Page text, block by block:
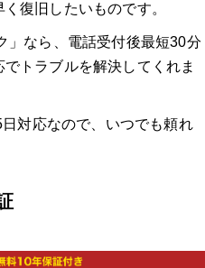
復旧したいものです。
」なら、電話受付後最短30分
トラブルを解決してくれま
対応なので、いつでも頼れ